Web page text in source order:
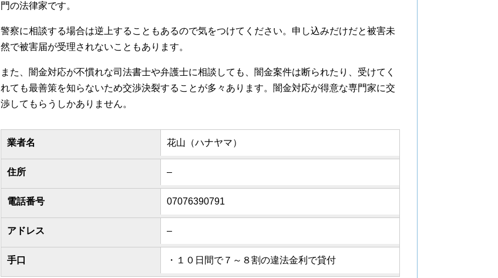
門の法律家です。
警察に相談する場合は逆上することもあるので気をつけてください。申し込みだけだと被害未
然で被害届が受理されないこともあります。
また、闇金対応が不慣れな司法書士や弁護士に相談しても、闇金案件は断られたり、受けてく
れても最善策を知らないため交渉決裂することが多々あります。闇金対応が得意な専門家に交
渉してもらうしかありません。
業者名 花山（ハナヤマ）
住所 –
電話番号 07076390791
アドレス –
手口 ・１０日間で７～８割の違法金利で貸付